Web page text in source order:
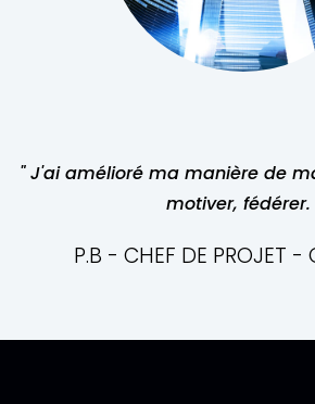
" J'ai amélioré ma manière de
motiver, fédérer.
P.B - CHEF DE PROJET -